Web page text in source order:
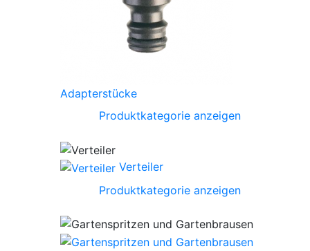
Adapterstücke
Produktkategorie anzeigen
Verteiler
Produktkategorie anzeigen